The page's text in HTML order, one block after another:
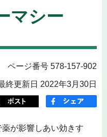
マシー
ページ番号 578-157-902
終更新日 2022年3月30日
が影響しあい効きす